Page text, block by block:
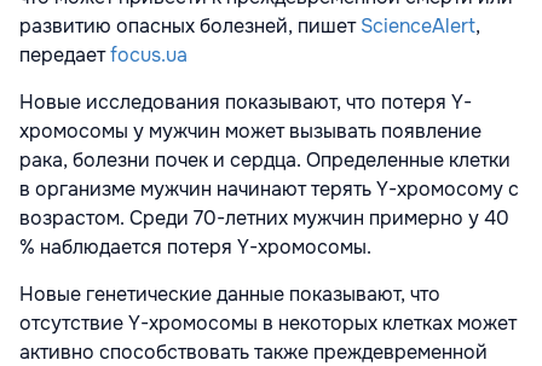
развитию опасных болезней, пишетScienceAlert,
передаетfocus.ua
Новые исследования показывают, что потеря Y-
хромосомы у мужчин может вызывать появление
рака, болезни почек и сердца. Определенные клетки
в организме мужчин начинают терять Y-хромосому с
возрастом. Среди 70-летних мужчин примерно у 40
% наблюдается потеря Y-хромосомы.
Новые генетические данные показывают, что
отсутствие Y-хромосомы в некоторых клетках может
активно способствовать также преждевременной